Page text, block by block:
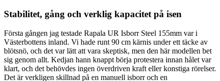
Stabilitet, gång och verklig kapacitet på isen
Första gången jag testade Rapala UR Isborr Steel 155mm var i
Västerbottens inland. Vi hade runt 90 cm kärnis under ett täcke av
blötsnö, och det var lätt att vara skeptisk, men den här modellen bet
sig genom allt. Kedjan hann knappt börja protestera innan hålet var
klart, och det behövdes ingen överdriven kraft eller konstiga rörelser.
Det är verkligen skillnad på en manuell isborr och en